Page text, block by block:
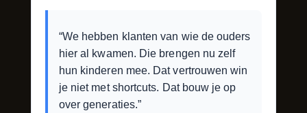
“We hebben klanten van wie de ouders
hier al kwamen. Die brengen nu zelf
hun kinderen mee. Dat vertrouwen win
je niet met shortcuts. Dat bouw je op
over generaties.”